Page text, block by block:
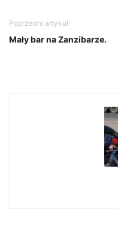
Poprzedni artykuł
Mały bar na Zanzibarze.